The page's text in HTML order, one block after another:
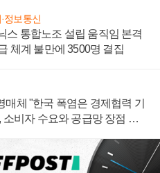
정보통신
스 통합노조 설립 움직임 본격
체계 불만에 3500명 결집
매체 "한국 폭염은 경제협력 기
소비자 수요와 공급망 장점 강